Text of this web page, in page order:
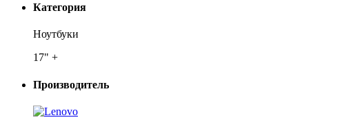
Категория
Ноутбуки
17" +
Производитель